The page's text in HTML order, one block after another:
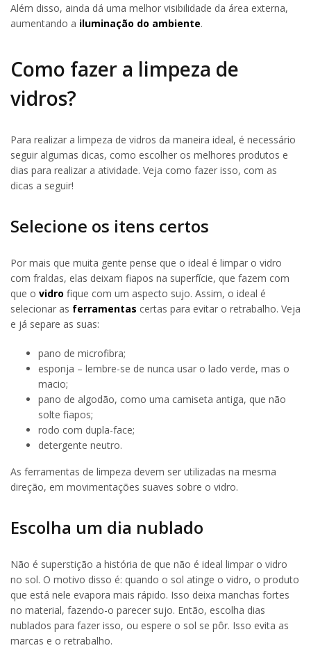
Além disso, ainda dá uma melhor visibilidade da área externa,
aumentando a iluminação do ambiente.
Como fazer a limpeza de
vidros?
Para realizar a limpeza de vidros da maneira ideal, é necessário
seguir algumas dicas, como escolher os melhores produtos e
dias para realizar a atividade. Veja como fazer isso, com as
dicas a seguir!
Selecione os itens certos
Por mais que muita gente pense que o ideal é limpar o vidro
com fraldas, elas deixam fiapos na superfície, que fazem com
que o vidro fique com um aspecto sujo. Assim, o ideal é
selecionar as ferramentas certas para evitar o retrabalho. Veja
e já separe as suas:
pano de microfibra;
esponja – lembre-se de nunca usar o lado verde, mas o
macio;
pano de algodão, como uma camiseta antiga, que não
solte fiapos;
rodo com dupla-face;
detergente neutro.
As ferramentas de limpeza devem ser utilizadas na mesma
direção, em movimentações suaves sobre o vidro.
Escolha um dia nublado
Não é superstição a história de que não é ideal limpar o vidro
no sol. O motivo disso é: quando o sol atinge o vidro, o produto
que está nele evapora mais rápido. Isso deixa manchas fortes
no material, fazendo-o parecer sujo. Então, escolha dias
nublados para fazer isso, ou espere o sol se pôr. Isso evita as
marcas e o retrabalho.